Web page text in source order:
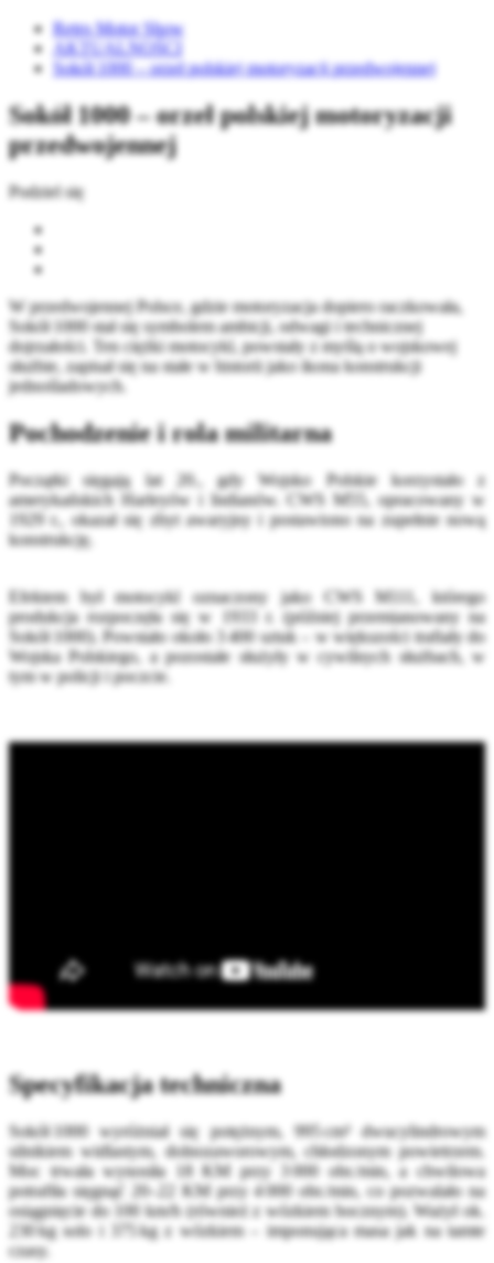
Retro Motor Show
AKTUALNOŚCI
Sokół 1000 – orzeł polskiej motoryzacji przedwojennej
Sokół 1000 – orzeł polskiej motoryzacji
przedwojennej
Podziel się
W przedwojennej Polsce, gdzie motoryzacja dopiero raczkowała,
Sokół 1000 stał się symbolem ambicji, odwagi i technicznej
dojrzałości. Ten ciężki motocykl, powstały z myślą o wojskowej
służbie, zapisał się na stałe w historii jako ikona konstrukcji
jednośladowych.
Pochodzenie i rola militarna
Początki sięgają lat 20., gdy Wojsko Polskie korzystało z
amerykańskich Harleyów i Indianów. CWS M55, opracowany w
1929 r., okazał się zbyt awaryjny i postawiono na zupełnie nową
konstrukcję.
Efektem był motocykl oznaczony jako CWS M111, którego
produkcja rozpoczęła się w 1933 r. (później przemianowany na
Sokół 1000). Powstało około 3 400 sztuk – w większości trafiały do
Wojska Polskiego, a pozostałe służyły w cywilnych służbach, w
tym w policji i poczcie.
Specyfikacja techniczna
Sokół 1000 wyróżniał się potężnym, 995 cm³ dwucylindrowym
silnikiem widlastym, dolnozaworowym, chłodzonym powietrzem.
Moc trwała wynosiła 18 KM przy 3 000 obr./min, a chwilowa
potrafiła sięgnąć 20–22 KM przy 4 000 obr./min, co pozwalało na
osiągnięcie do 100 km/h (również z wózkiem bocznym). Ważył ok.
230 kg solo i 375 kg z wózkiem – imponująca masa jak na tamte
czasy.